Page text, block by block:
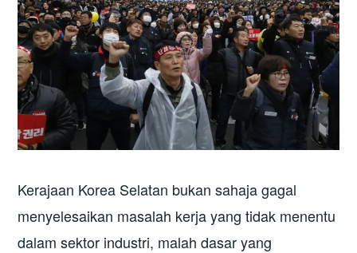
Kerajaan Korea Selatan bukan sahaja gagal
menyelesaikan masalah kerja yang tidak menentu
dalam sektor industri, malah dasar yang